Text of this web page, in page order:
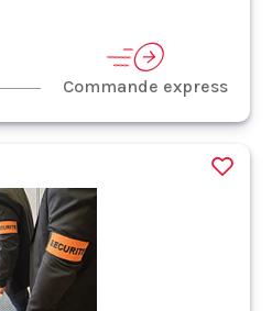
Commande express